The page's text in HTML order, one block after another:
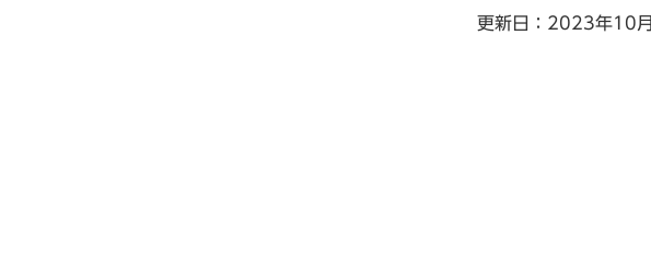
更新日：2023年10